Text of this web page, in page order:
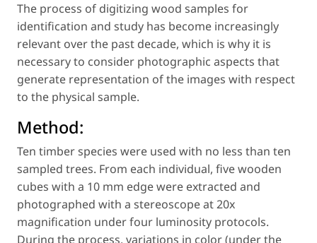
The process of digitizing wood samples for
identification and study has become increasingly
relevant over the past decade, which is why it is
necessary to consider photographic aspects that
generate representation of the images with respect
to the physical sample.
Method:
Ten timber species were used with no less than ten
sampled trees. From each individual, five wooden
cubes with a 10 mm edge were extracted and
photographed with a stereoscope at 20x
magnification under four luminosity protocols.
During the process, variations in color (under the